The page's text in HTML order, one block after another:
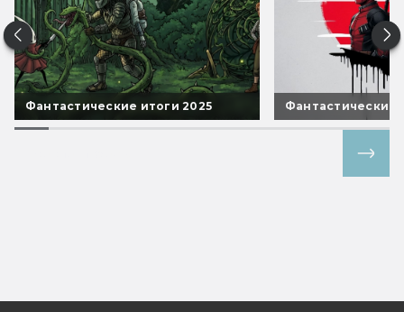
Фантастические итоги 2025 Фантастические